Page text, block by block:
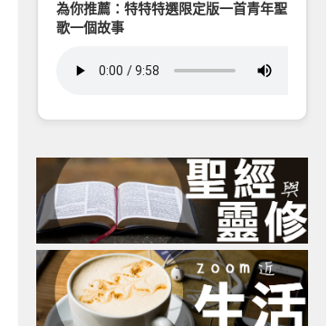
為你推薦：特特特選限定版一首青年聖
歌一個故事